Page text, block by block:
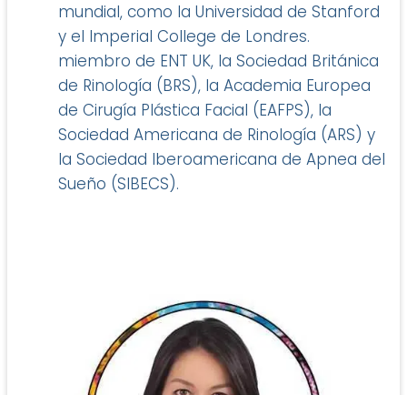
mundial, como la Universidad de Stanford
y el Imperial College de Londres.
miembro de ENT UK, la Sociedad Británica
de Rinología (BRS), la Academia Europea
de Cirugía Plástica Facial (EAFPS), la
Sociedad Americana de Rinología (ARS) y
la Sociedad Iberoamericana de Apnea del
Sueño (SIBECS).